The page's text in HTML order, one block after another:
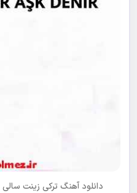
دانلود آهنگ ترکی زینت سالی